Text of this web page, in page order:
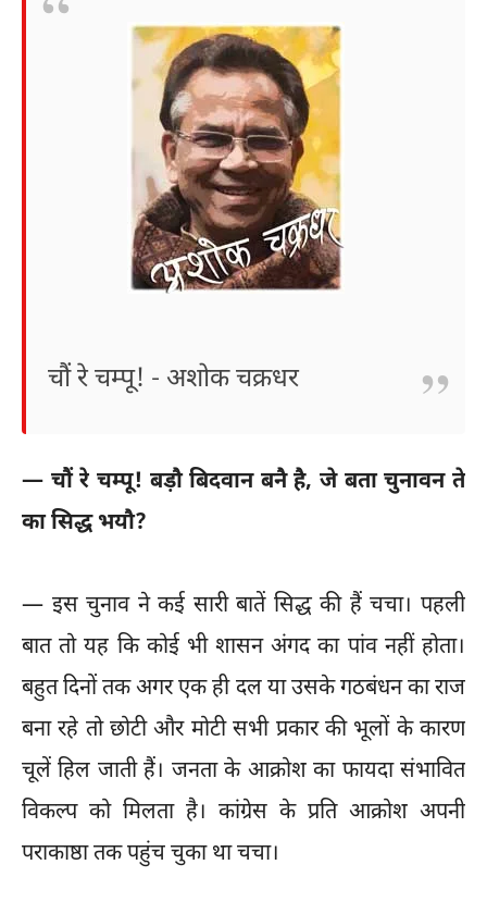
चौं रे चम्पू! - अशोक चक्रधर
— चौं रे चम्पू! बड़ौ बिदवान बनै है, जे बता चुनावन ते
का सिद्ध भयौ?
— इस चुनाव ने कई सारी बातें सिद्ध की हैं चचा। पहली
बात तो यह कि कोई भी शासन अंगद का पांव नहीं होता।
बहुत दिनों तक अगर एक ही दल या उसके गठबंधन का राज
बना रहे तो छोटी और मोटी सभी प्रकार की भूलों के कारण
चूलें हिल जाती हैं। जनता के आक्रोश का फायदा संभावित
विकल्प को मिलता है। कांग्रेस के प्रति आक्रोश अपनी
पराकाष्ठा तक पहुंच चुका था चचा।